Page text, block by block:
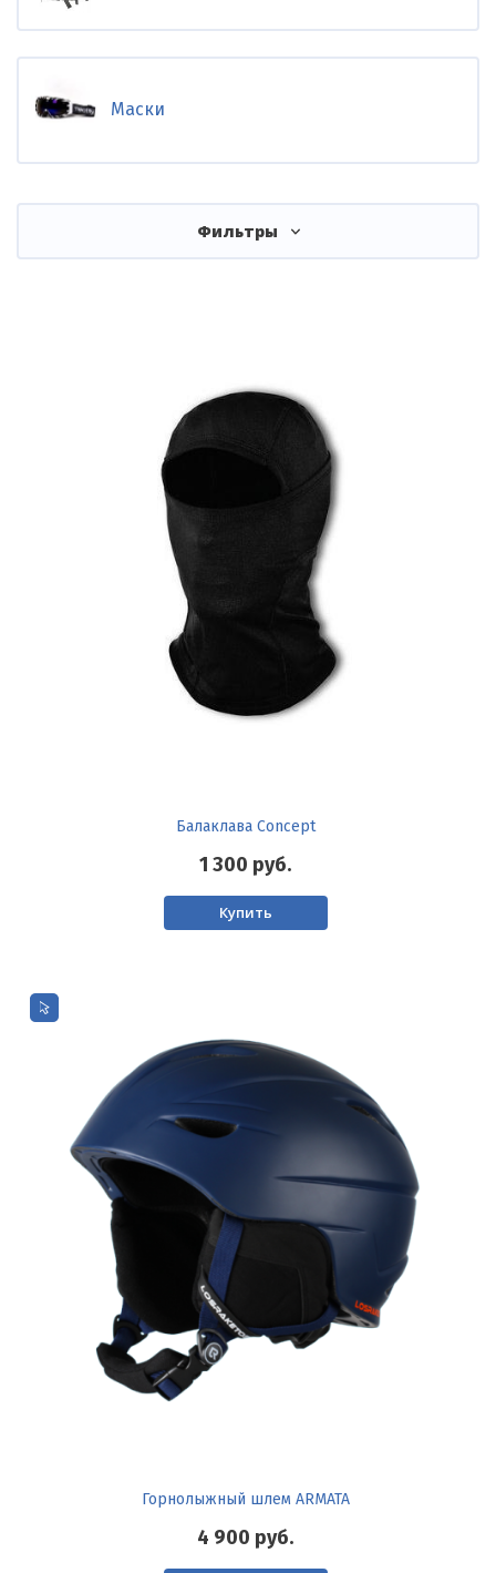
Маски
Фильтры
Балаклава Concept
1 300 руб.
Купить
Горнолыжный шлем ARMATA
4 900 руб.